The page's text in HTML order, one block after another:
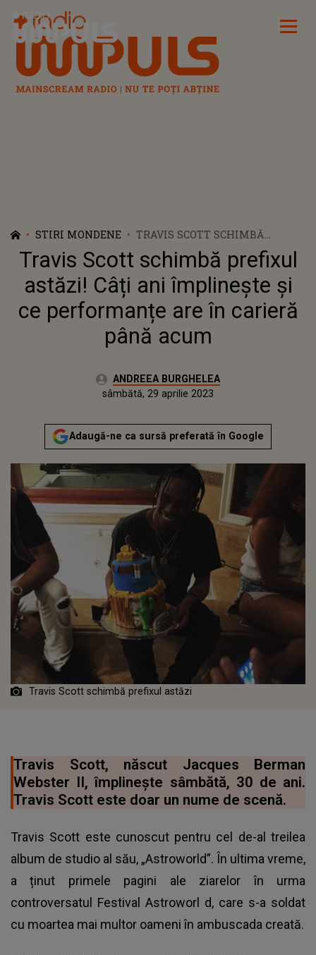
Radio Impuls
STIRI MONDENE
TRAVIS SCOTT SCHIMBĂ
PREFIXUL ASTĂZI! CÂȚI ANI
ÎMPLINEȘTE ȘI CE
PERFORMANȚE ARE ÎN
CARIERĂ PÂNĂ ACUM
Travis Scott schimbă prefixul
astăzi! Câți ani împlinește și
ce performanțe are în carieră
până acum
Autor:ANDREEA BURGHELEA
sâmbătă, 30 aprilie 2022Actualizat:
sâmbătă, 29 aprilie 2023
Adaugă-ne ca sursă preferată în Google
Travis Scott schimbă prefixul astăzi
Travis Scott, născut Jacques Berman
Webster II, împlinește sâmbătă, 30 de ani.
Travis Scott este doar un nume de scenă.
Travis Scott este cunoscut pentru cel de-al treilea
album de studio al său, „Astroworld”. În ultima vreme,
a ținut primele pagini ale ziarelorîn urma
controversatul Festival Astroworl d, care s-a soldat
cu moartea mai multor oameni în ambuscada creată.